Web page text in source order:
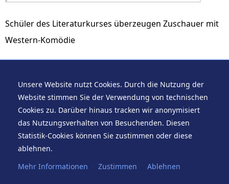
Schüler des Literaturkurses überzeugen Zuschauer mit
Western-Komödie
Suche Sitemap Kontakt Impressum
Unsere Website nutzt Cookies. Durch die Nutzung der
Website stimmen Sie der Verwendung von technischen
Cookies zu. Darüber hinaus tracken wir anonymisiert
das Nutzungsverhalten von Besuchenden. Diesen
Statistik-Cookies können Sie zustimmen oder diese
ablehnen.
Mehr Informationen
Zustimmen Ablehnen